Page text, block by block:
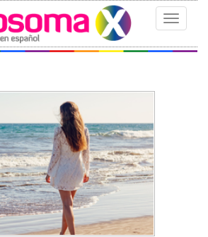
Toggle